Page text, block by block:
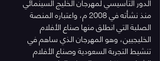
منذ نشأته في 2008 م، واعتباره المنصة
الصلبة التي انطلق منها صناع الأفلام
الخليجيين، وهو المهرجان الذي ساهم في
تنشيط التجربة السعودية وصناع الأفلام